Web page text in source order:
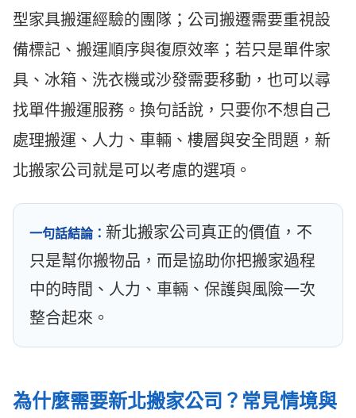
型家具搬運經驗的團隊；公司搬遷需要重視設
備標記、搬運順序與復原效率；若只是單件家
具、冰箱、洗衣機或沙發需要移動，也可以尋
找單件搬運服務。換句話說，只要你不想自己
處理搬運、人力、車輛、樓層與安全問題，新
北搬家公司就是可以考慮的選項。
一句話結論： 新北搬家公司真正的價值，不
只是幫你搬物品，而是協助你把搬家過程
中的時間、人力、車輛、保護與風險一次
整合起來。
為什麼需要新北搬家公司？常見情境與